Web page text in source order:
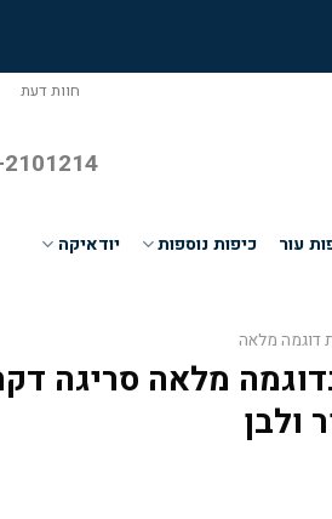
חוות דעת
עור כיפות נוספות יודאיקה
דוגמה מלאה
מלאה סריגה
ולבן